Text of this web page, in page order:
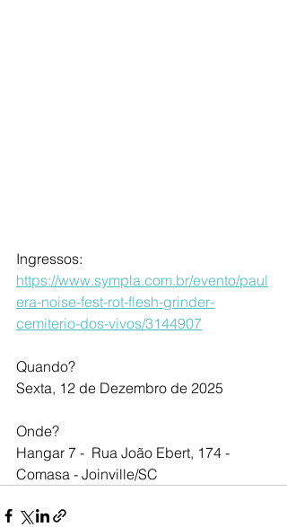
Ingressos:
https://www.sympla.com.br/evento/paul
era-noise-fest-rot-flesh-grinder-
cemiterio-dos-vivos/3144907
Quando?
Sexta, 12 de Dezembro de 2025
Onde?
Hangar 7 -  Rua João Ebert, 174 -
Comasa - Joinville/SC